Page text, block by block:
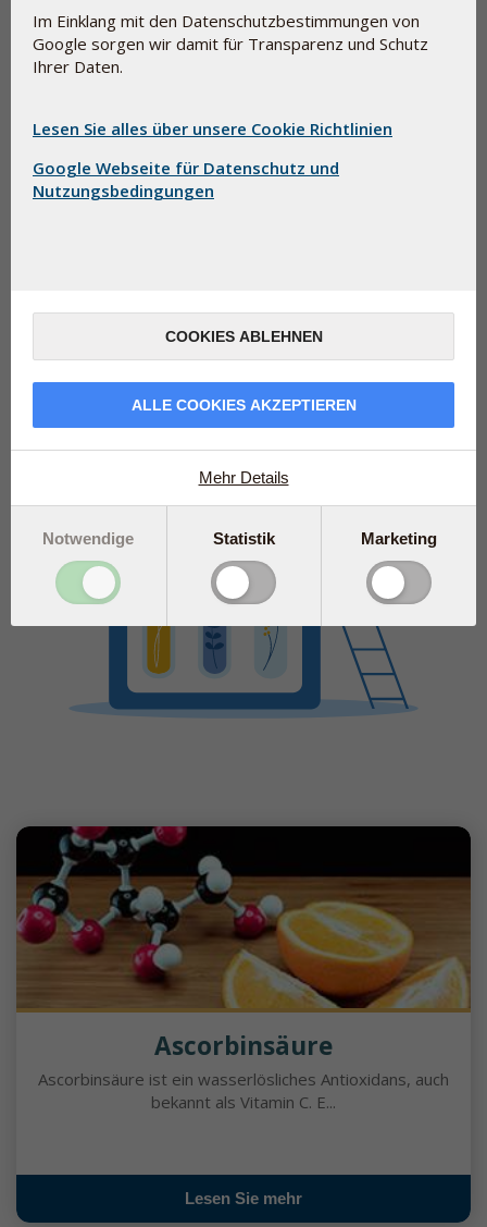
einladend aussehen zu lassen.
Hilfsstoffe und E-Nummern sind nicht unbedingt
gleichbedeutend mit synthetischer Chemie. Einige Beispiele
von Lebensmitteln ist, und Pektin (E-440), das
Ascorbinsäure
Ascorbinsäure ist ein wasserlösliches Antioxidans, auch
bekannt als Vitamin C. E...
Lesen Sie mehr
Im Einklang mit den Datenschutzbestimmungen von
Google sorgen wir damit für Transparenz und Schutz
Ihrer Daten.
Lesen Sie alles über unsere Cookie Richtlinien
Google Webseite für Datenschutz und
Nutzungsbedingungen
COOKIES ABLEHNEN
ALLE COOKIES AKZEPTIEREN
Mehr Details
Notwendige Statistik Marketing